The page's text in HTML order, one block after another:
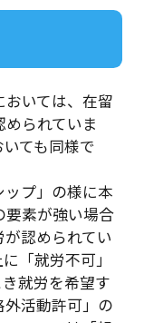
いては、在留
られていま
ても同様で
プ」の様に本
要素が強い場合
認められてい
「就労不可」
就労を希望す
活動許可」の